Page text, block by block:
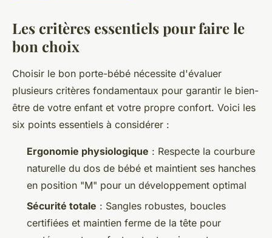
Les critères essentiels pour faire le
bon choix
Choisir le bon porte-bébé nécessite d'évaluer
plusieurs critères fondamentaux pour garantir le bien-
être de votre enfant et votre propre confort. Voici les
six points essentiels à considérer :
Ergonomie physiologique : Respecte la courbure
naturelle du dos de bébé et maintient ses hanches
en position "M" pour un développement optimal
Sécurité totale : Sangles robustes, boucles
certifiées et maintien ferme de la tête pour